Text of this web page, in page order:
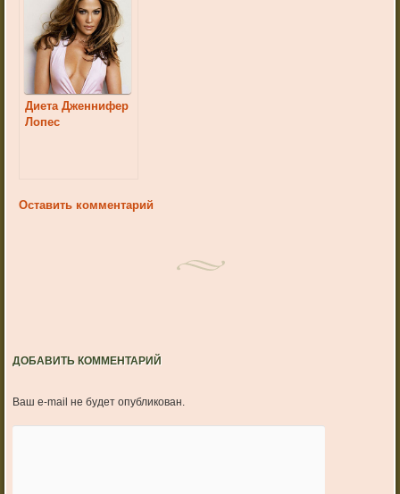
Диета Дженнифер
Лопес
Оставить комментарий
ДОБАВИТЬ КОММЕНТАРИЙ
Ваш e-mail не будет опубликован.